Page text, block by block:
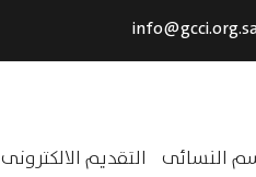
النسائى التقديم الالكترونى